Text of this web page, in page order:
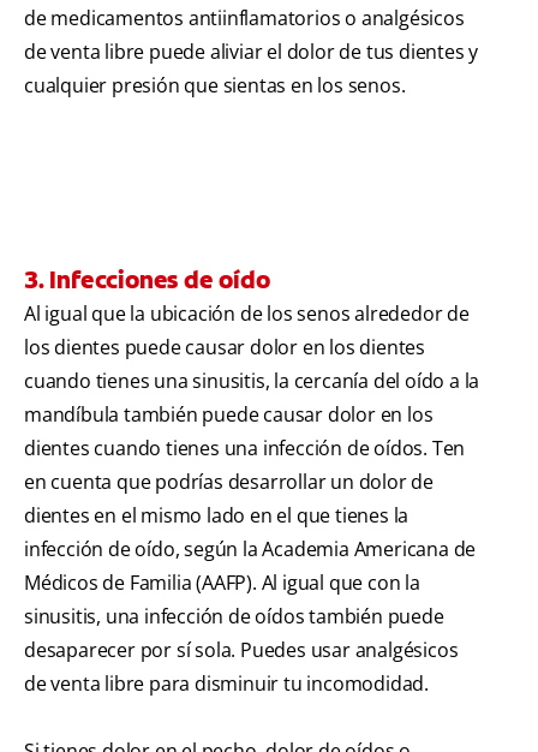
de medicamentos antiinflamatorios o analgésicos
de venta libre puede aliviar el dolor de tus dientes y
cualquier presión que sientas en los senos.
3. Infecciones de oído
Al igual que la ubicación de los senos alrededor de
los dientes puede causar dolor en los dientes
cuando tienes una sinusitis, la cercanía del oído a la
mandíbula también puede causar dolor en los
dientes cuando tienes una infección de oídos. Ten
en cuenta que podrías desarrollar un dolor de
dientes en el mismo lado en el que tienes la
infección de oído, según la Academia Americana de
Médicos de Familia (AAFP). Al igual que con la
sinusitis, una infección de oídos también puede
desaparecer por sí sola. Puedes usar analgésicos
de venta libre para disminuir tu incomodidad.